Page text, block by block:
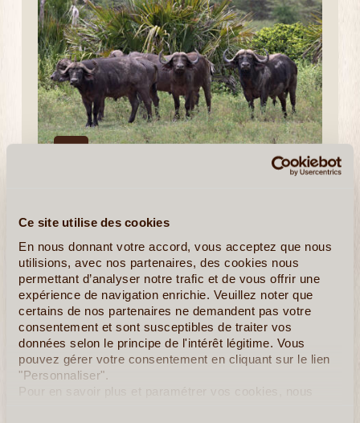
Ce site utilise des cookies
En nous donnant votre accord, vous acceptez que nous
utilisions, avec nos partenaires, des cookies nous
permettant d’analyser notre trafic et de vous offrir une
expérience de navigation enrichie. Veuillez noter que
certains de nos partenaires ne demandent pas votre
consentement et sont susceptibles de traiter vos
données selon le principe de l'intérêt légitime. Vous
pouvez gérer votre consentement en cliquant sur le lien
"Personnaliser".
Pour en savoir plus et paramétrer vos cookies, nous
1J/1N ©
Vivez une aventure inoubliable au sud de la Tanzanie avant
Nyerere, rencontres avec une faune emblématique et détente
sur (...)
En détail ≻